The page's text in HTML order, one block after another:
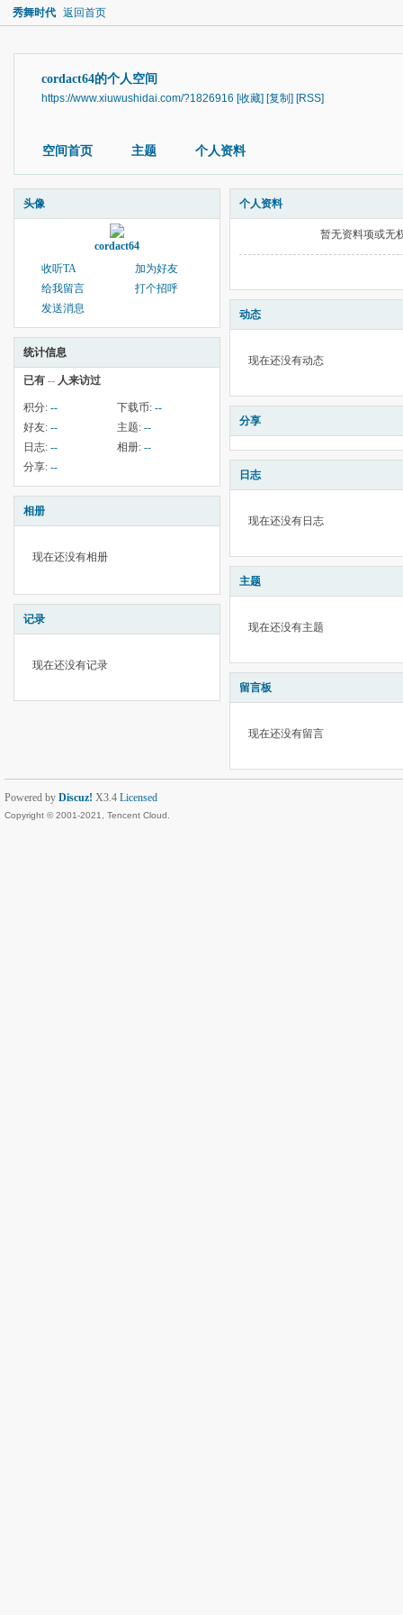
秀舞时代 返回首页
cordact64的个人空间
https://www.xiuwushidai.com/?1826916 [收藏] [复制] [RSS]
空间首页 主题 个人资料
头像
cordact64
收听TA
加为好友
给我留言
打个招呼
发送消息
统计信息
已有 -- 人来访过
积分: -- 下载币: --
好友: -- 主题: --
日志: -- 相册: --
分享: --
相册
现在还没有相册
记录
现在还没有记录
个人资料
暂无资料项或无
动态
现在还没有动态
分享
日志
现在还没有日志
主题
现在还没有主题
留言板
现在还没有留言
Powered by Discuz! X3.4 Licensed
Copyright © 2001-2021, Tencent Cloud.